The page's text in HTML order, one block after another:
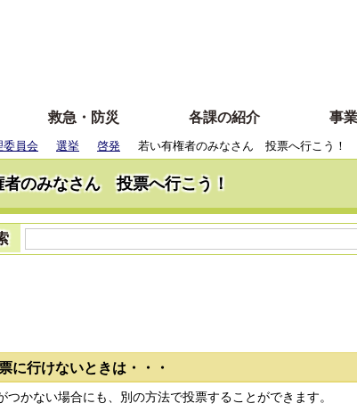
救急・防災 各課の紹介 事
委員会 選挙 啓発 若い有権者のみなさん 投票へ行こう！
者のみなさん 投票へ行こう！
に行けないときは・・・
かない場合にも、別の方法で投票することができます。